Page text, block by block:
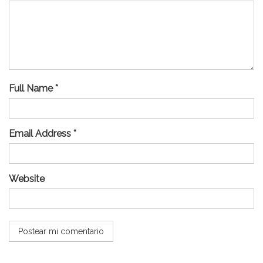
Full Name *
Email Address *
Website